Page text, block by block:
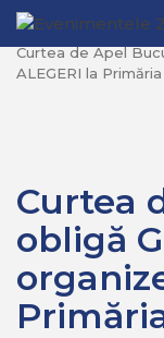
Mergi
conţinut.
Home
Politica
Curtea de Apel
ALEGERI la
Curtea
obligă